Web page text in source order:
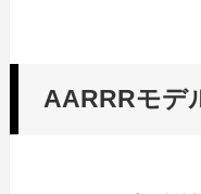
AARRRモデ